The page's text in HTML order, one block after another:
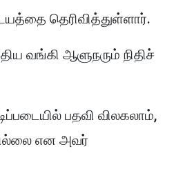
தெரிவித்துள்ளார்.
வங்கி ஆளுநரும் நிதிச்
பதவி விலகலாம்,
என அவர்